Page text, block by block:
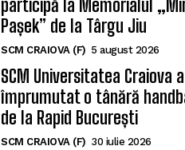
participă la Memorialul
Pașek” de la Târgu Jiu
SCM CRAIOVA (F) 5 august 2026
SCM Universitatea Craiova a
împrumutat o tânără
de la Rapid București
SCM CRAIOVA (F) 30 iulie 2026